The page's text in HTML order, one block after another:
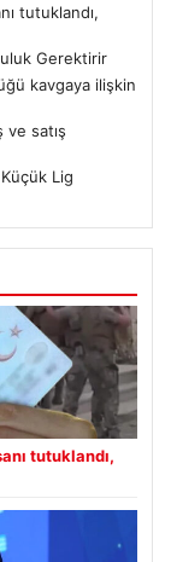
tutuklandı,
Gerektirir
kavgaya ilişkin
ve satış
Lig
tutuklandı,